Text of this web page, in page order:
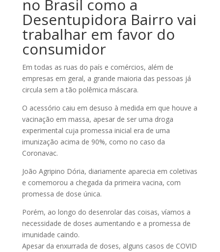
no Brasil como a
Desentupidora Bairro vai
trabalhar em favor do
consumidor
Em todas as ruas do país e comércios, além de
empresas em geral, a grande maioria das pessoas já
circula sem a tão polêmica máscara.
O acessório caiu em desuso à medida em que houve a
vacinação em massa, apesar de ser uma droga
experimental cuja promessa inicial era de uma
imunização acima de 90%, como no caso da
Coronavac.
João Agripino Dória, diariamente aparecia em coletivas
e comemorou a chegada da primeira vacina, com
promessa de dose única.
Porém, ao longo do desenrolar das coisas, víamos a
necessidade de doses aumentando e a promessa de
imunidade caindo.
Apesar da enxurrada de doses, alguns casos de COVID